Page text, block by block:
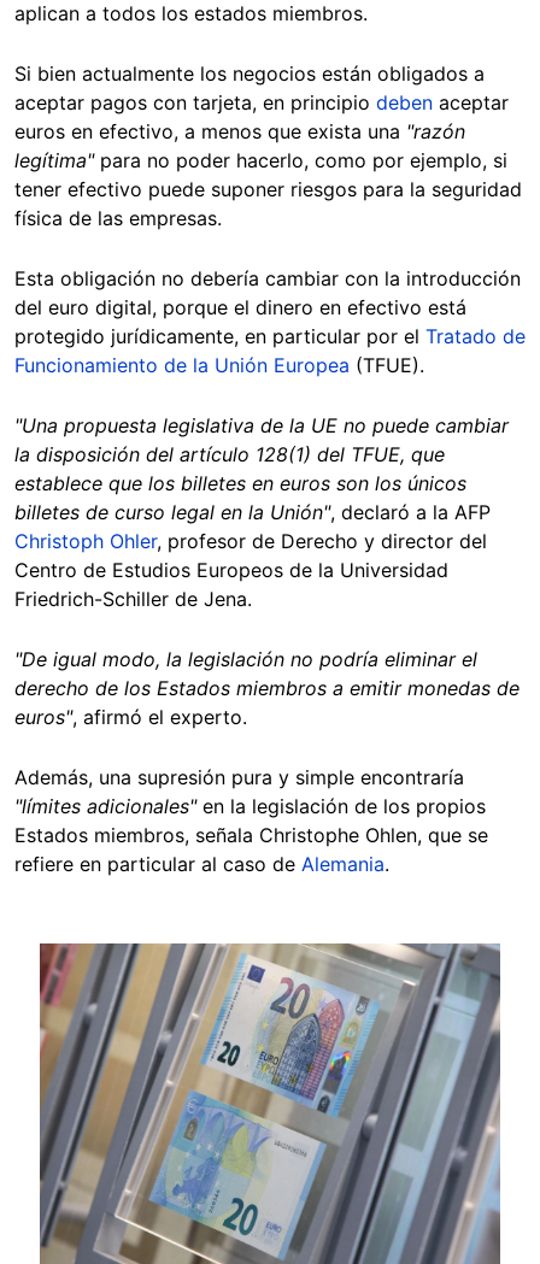
aplican a todos los estados miembros.
Si bien actualmente los negocios están obligados a
aceptar pagos con tarjeta, en principio deben aceptar
euros en efectivo, a menos que exista una "razón
legítima" para no poder hacerlo, como por ejemplo, si
tener efectivo puede suponer riesgos para la seguridad
física de las empresas.
Esta obligación no debería cambiar con la introducción
del euro digital, porque el dinero en efectivo está
protegido jurídicamente, en particular por el Tratado de
Funcionamiento de la Unión Europea (TFUE).
"Una propuesta legislativa de la UE no puede cambiar
la disposición del artículo 128(1) del TFUE, que
establece que los billetes en euros son los únicos
billetes de curso legal en la Unión", declaró a la AFP
Christoph Ohler, profesor de Derecho y director del
Centro de Estudios Europeos de la Universidad
Friedrich-Schiller de Jena.
"De igual modo, la legislación no podría eliminar el
derecho de los Estados miembros a emitir monedas de
euros", afirmó el experto.
Además, una supresión pura y simple encontraría
"límites adicionales" en la legislación de los propios
Estados miembros, señala Christophe Ohlen, que se
refiere en particular al caso de Alemania.
Image